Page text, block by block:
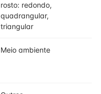
rosto: redondo,
quadrangular,
triangular
Meio ambiente